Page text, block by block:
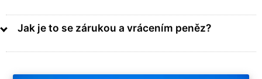
Jak je to se zárukou a vrácením peněz?